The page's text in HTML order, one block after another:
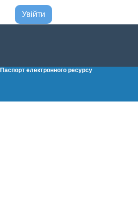
Паспорт електронного ресурсу